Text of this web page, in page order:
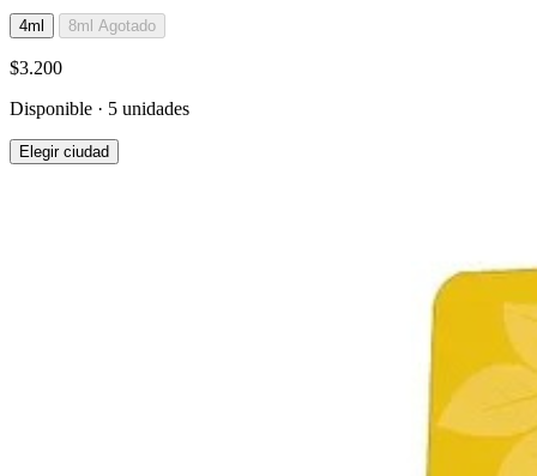
4ml 8ml Agotado
$3.200
Disponible · 5 unidades
Elegir ciudad